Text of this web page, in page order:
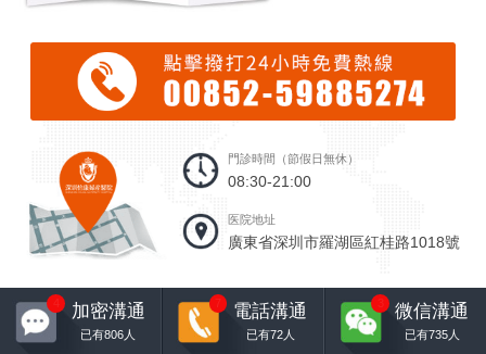
門診時間（節假日無休）
08:30-21:00
医院地址
廣東省深圳市羅湖區紅桂路1018號
加密溝通
已有806 人
電話溝通
已有72人
微信溝通
已有735人